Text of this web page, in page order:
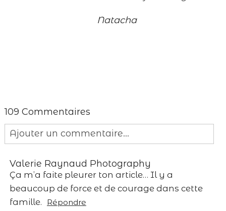
Natacha
109 Commentaires
Ajouter un commentaire...
Your email isnever published or shared.
Required fields are marked *
Valerie Raynaud Photography
Ça m’a faite pleurer ton article… Il y a
beaucoup de force et de courage dans cette
famille.
Répondre